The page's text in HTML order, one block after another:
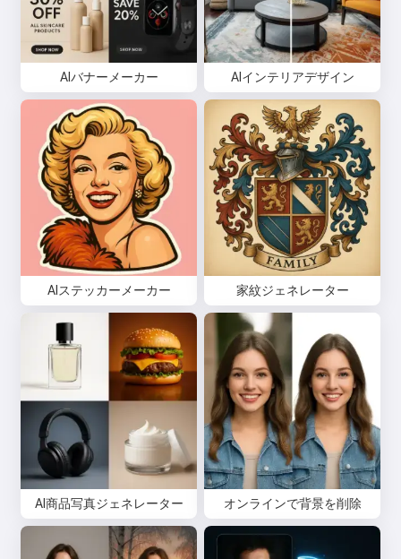
AIバナーメーカー AIインテリアデザイン
AIステッカーメーカー 家紋ジェネレーター
AI商品写真ジェネレーター オンラインで背景を削除
こんにちは 👋
私は歌を作成したり、詩やお祝い
メッセージを書けます🥰
無料でお試しください